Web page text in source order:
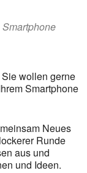
Smartphone
wollen gerne
Smartphone
Neues
Runde
aus und
und Ideen.